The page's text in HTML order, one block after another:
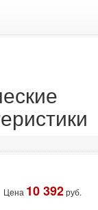
Цена 10 392руб.